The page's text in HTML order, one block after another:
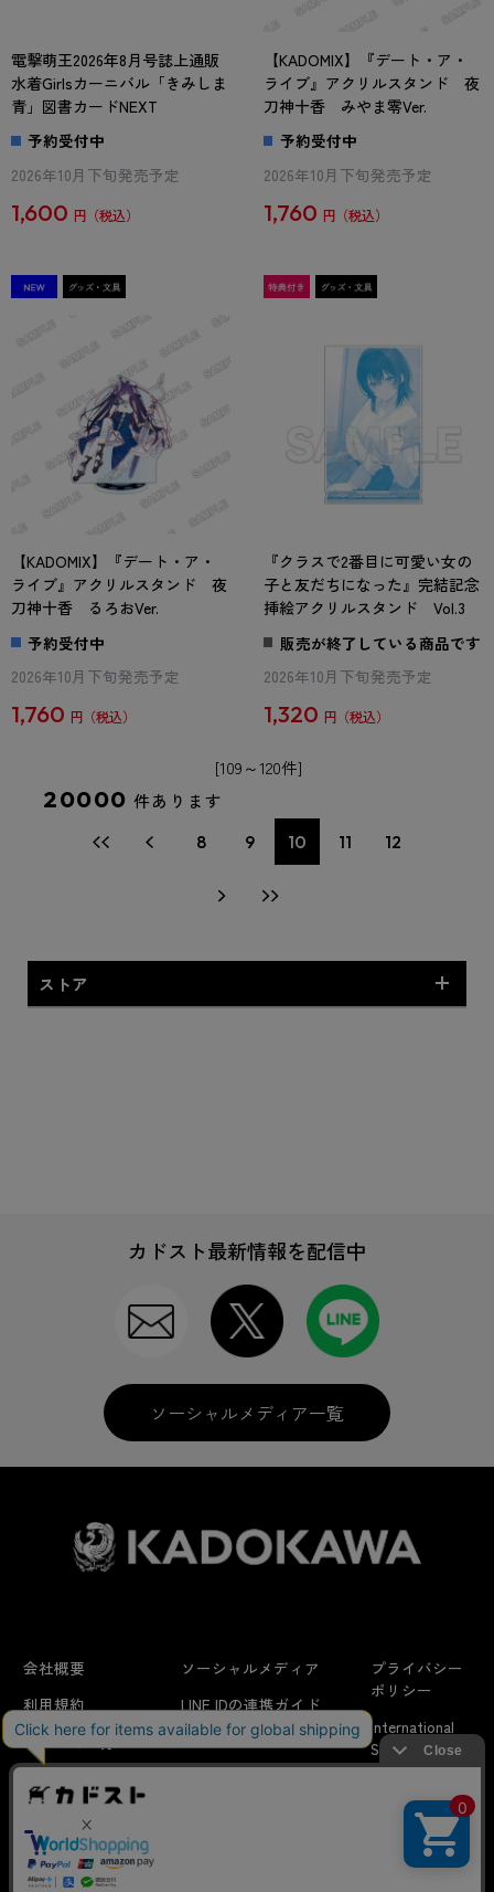
電撃萌王2026年8月号誌上通販
水着Girlsカーニバル「きみしま
青」図書カードNEXT
予約受付中
2026年10月下旬発売予定
1,600 円
【KADOMIX】『デート・ア・
ライブ』アクリルスタンド 夜
刀神十香 みやま零Ver.
予約受付中
2026年10月下旬発売予定
1,760 円
【KADOMIX】『デート・ア・
ライブ』アクリルスタンド 夜
刀神十香 るろおVer.
予約受付中
2026年10月下旬発売予定
1,760 円
『クラスで2番目に可愛い女の
子と友だちになった』完結記念
挿絵アクリルスタンド Vol.3
販売が終了している商品です
2026年10月下旬発売予定
1,320 円
[109～120件]
20000 件あります
8 9 10 11 12
ストア
ファンタジア文庫
角川スニーカー文庫
LoveLive!Days
電撃萌王
その他KADOKAWAラノベ＆コミッ
クグッズストア商品
カドスト最新情報を配信中
ソーシャルメディア一覧
会社概要
利用規約
はじめての方へ
ソーシャルメディア
LINE IDの連携ガイド
FAQ
プライバシー
ポリシー
International
Shipping
リクエスト
当サイトでは利用体験の向上およびコンテンツの最適な提供、ト
ラフィックの分析を目的としてCookieを使用しています。
サイトの閲覧を継続された場合、Cookieの利用に同意したことも
のといたします。
詳細については